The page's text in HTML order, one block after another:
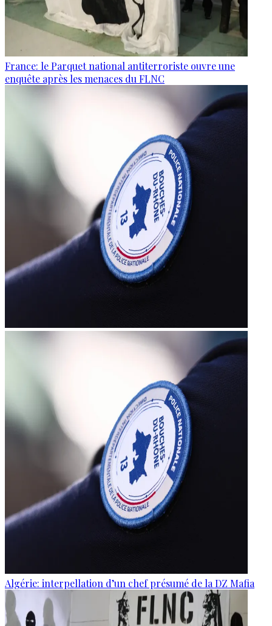
France: le Parquet national antiterroriste ouvre une
enquête après les menaces du FLNC
Algérie: interpellation d’un chef présumé de la DZ Mafia